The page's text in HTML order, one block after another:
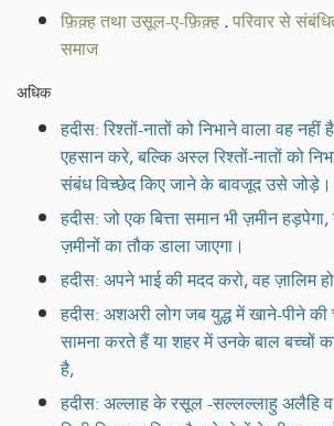
फ़िक़्ह तथा उसूल-ए-फ़िक़्ह.परिवार से
समाज
अधिक
हदीस: रिश्तों-नातों को निभाने वाला वह
एहसान करे, बल्कि अस्ल रिश्तों-नातों को
संबंध विच्छेद किए जाने के बावजूद उसे जोड़े।
हदीस: जो एक बित्ता समान भी ज़मीन
ज़मीनों का तौक डाला जाएगा।
हदीस: अपने भाई की मदद करो, वह ज़ालिम
हदीस: अशअरी लोग जब युद्ध में खाने-पीने
सामना करते हैं या शहर में उनके बाल बच्चों
है,
हदीस: अल्लाह के रसूल -सल्लल्लाहु अलैहि